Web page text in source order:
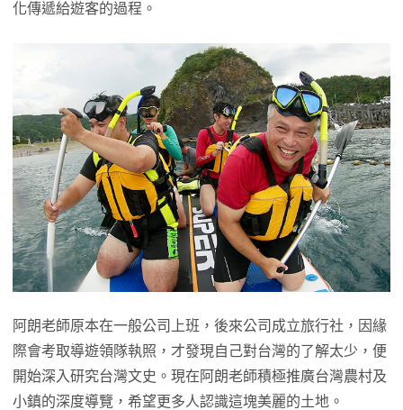
化傳遞給遊客的過程。
阿朗老師原本在一般公司上班，後來公司成立旅行社，因緣
際會考取導遊領隊執照，才發現自己對台灣的了解太少，便
開始深入研究台灣文史。現在阿朗老師積極推廣台灣農村及
小鎮的深度導覽，希望更多人認識這塊美麗的土地。